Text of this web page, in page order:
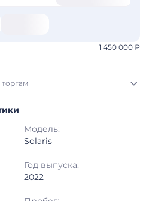
1 450 000 ₽
07.08.2026, 18:40 МСК
14.08.2026, 19:15 МСК
Открытые торги
Модель:
Solaris
Год выпуска:
2022